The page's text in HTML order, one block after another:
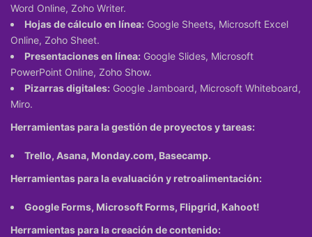
Word Online, Zoho Writer.
Hojas de cálculo en línea: Google Sheets, Microsoft Excel
Online, Zoho Sheet.
Presentaciones en línea: Google Slides, Microsoft
PowerPoint Online, Zoho Show.
Pizarras digitales: Google Jamboard, Microsoft Whiteboard,
Miro.
Herramientas para la gestión de proyectos y tareas:
Trello, Asana, Monday.com, Basecamp.
Herramientas para la evaluación y retroalimentación:
Google Forms, Microsoft Forms, Flipgrid, Kahoot!
Herramientas para la creación de contenido: